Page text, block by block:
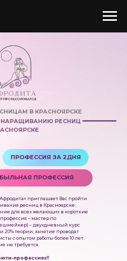
НАРАЩИВАНИЮ РЕСНИЦ
В КРАСНОЯРСКЕ
приглашает Вас пройти
ресниц в Красноярске:
для всех желающих в короткие
– мастер по
– двухдневный курс
20% теории, занятие проводят
с опытом работы более 10 лет.
не требуется.
профессиях‼
ПРОФЕССИЯ ЗА 2ДНЯ
ПРОФЕССИЯ